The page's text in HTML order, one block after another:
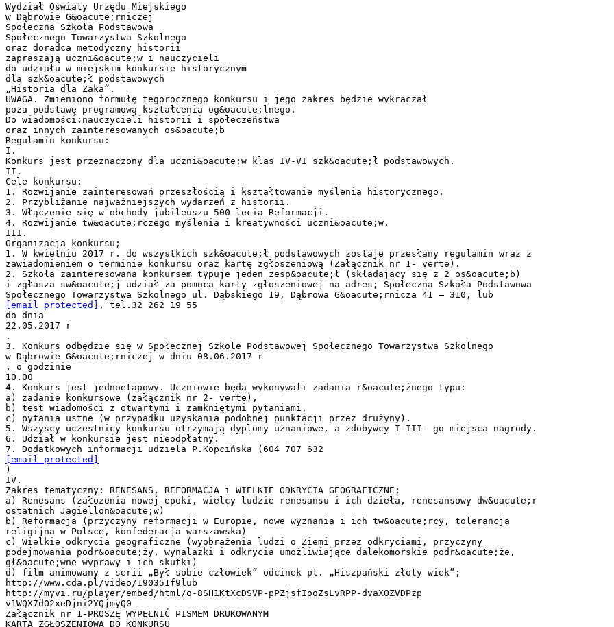
Wydział Oświaty Urzędu Miejskiego
w Dąbrowie G&oacute;rniczej
​Społeczna Szkoła Podstawowa
Społecznego Towarzystwa Szkolnego
oraz doradca metodyczny historii
zapraszają uczni&oacute;w i nauczycieli
do udziału w miejskim konkursie historycznym
dla szk&oacute;ł podstawowych
„Historia dla Żaka”.
UWAGA. Zmieniono formułę tegorocznego konkursu i jego zakres będzie wykraczał
poza podstawę programową kształcenia og&oacute;lnego.
Do wiadomości:​nauczycieli historii i społeczeństwa
oraz innych zainteresowanych os&oacute;b
Regulamin konkursu:
I.
Konkurs jest przeznaczony dla uczni&oacute;w klas IV-VI szk&oacute;ł podstawowych.
II.
Cele konkursu:
1. Rozwijanie zainteresowań przeszłością i kształtowanie myślenia historycznego.
2. Przybliżanie najważniejszych wydarzeń z historii.
3. Włączenie się w obchody jubileuszu 500-lecia Reformacji.
4. Rozwijanie tw&oacute;rczego myślenia i kreatywności uczni&oacute;w.
III.
Organizacja konkursu;
1. W kwietniu 2017 r. do wszystkich szk&oacute;ł podstawowych zostaje przesłany regulamin wraz z
zawiadomieniem o terminie konkursu oraz kartę zgłoszeniową (Załącznik nr 1- verte).
2. Szkoła zainteresowana konkursem typuje jeden zesp&oacute;ł (składający się z 2 os&oacute;b)
i zgłasza sw&oacute;j udział za pomocą karty zgłoszeniowej na adres; Społeczna Szkoła Podstawowa
[email protected]
​, ​tel.​​32 262 19 55​​
do dnia ​
22.05.2017 r​
.
3. Konkurs odbędzie się w Społecznej Szkole Podstawowej Społecznego Towarzystwa Szkolnego
w Dąbrowie G&oacute;rniczej w dniu ​08.06.2017 r​
. o godzinie ​
10.00
4. Konkurs jest jednoetapowy. Uczniowie będą wykonywali zadania r&oacute;żnego typu:
a) zadanie konkursowe (załącznik nr 2- verte),
b) test wiadomości z otwartymi i zamkniętymi pytaniami,
c) pytania ustne (w przypadku uzyskania podobnej punktacji przez drużyny).
5. Wszyscy uczestnicy konkursu otrzymają dyplomy uznaniowe, a zdobywcy I-III- go miejsca nagrody.
6. Udział w konkursie jest nieodpłatny.
[email protected]
)
IV.
Zakres tematyczny: RENESANS, REFORMACJA i WIELKIE ODKRYCIA GEOGRAFICZNE;
a) Renesans (założenia nowej epoki, wielcy ludzie renesansu i ich dzieła, renesansowy dw&oacute;r
ostatnich Jagiellon&oacute;w)
b) Reformacja (przyczyny reformacji w Europie, nowe wyznania i ich tw&oacute;rcy, tolerancja
religijna w Polsce, konfederacja warszawska)
c) Wielkie odkrycia geograficzne (wyobrażenia ludzi o Ziemi przez odkryciami, przyczyny
podejmowania podr&oacute;ży, wynalazki i odkrycia umożliwiające dalekomorskie podr&oacute;że,
gł&oacute;wne wyprawy i ich skutki)
d) film animowany z serii „Był sobie człowiek” odcinek pt. „Hiszpański złoty wiek”;
http://www.cda.pl/video/190351f9​lub
http://myvi.ru/player/embed/html/o-8SH1KtXcDSVP-pPZjsfIooZsLvRPP-dvaXOZVDPzp
v1WQX7dO2xeDjni2YQjmyQ0
Załącznik nr 1​-​PROSZĘ WYPEŁNIĆ PISMEM DRUKOWANYM
KARTA ZGŁOSZENIOWA DO KONKURSU ​